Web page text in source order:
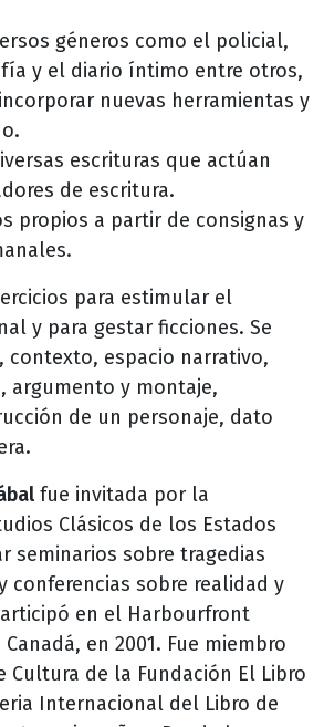
géneros como el policial,
y el diario íntimo entre otros,
nuevas herramientas y
escrituras que actúan
de escritura.
propios a partir de consignas y
para estimular el
y para gestar ficciones. Se
contexto, espacio narrativo,
argumento y montaje,
de un personaje, dato
fue invitada por la
Clásicos de los Estados
seminarios sobre tragedias
conferencias sobre realidad y
en el Harbourfront
en 2001. Fue miembro
Cultura de la Fundación El Libro
Internacional del Libro de